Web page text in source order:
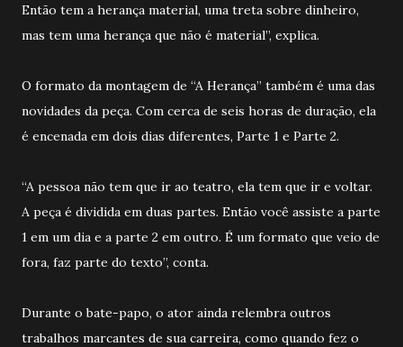
Então tem a herança material, uma treta sobre dinheiro,
mas tem uma herança que não é material”, explica.
O formato da montagem de “A Herança” também é uma das
novidades da peça. Com cerca de seis horas de duração, ela
é encenada em dois dias diferentes, Parte 1 e Parte 2.
“A pessoa não tem que ir ao teatro, ela tem que ir e voltar.
A peça é dividida em duas partes. Então você assiste a parte
1 em um dia e a parte 2 em outro. É um formato que veio de
fora, faz parte do texto”, conta.
Durante o bate-papo, o ator ainda relembra outros
trabalhos marcantes de sua carreira, como quando fez o